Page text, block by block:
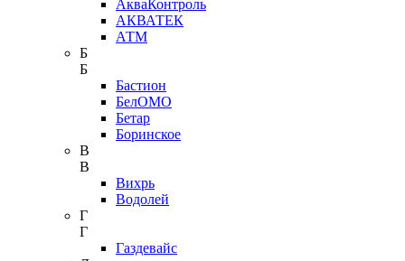
АкваКонтроль
АКВАТЕК
АТМ
Б
Б
Бастион
БелОМО
Бетар
Боринское
В
В
Вихрь
Водолей
Г
Г
Газдевайс